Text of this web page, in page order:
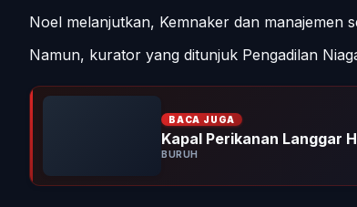
Noel melanjutkan, Kemnaker dan manajemen
Namun, kurator yang ditunjuk Pengadilan
BACA JUGA
Kapal Perikanan Langgar
BURUH